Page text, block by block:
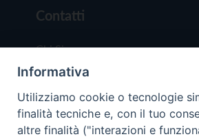
Contatti
Chi Siamo
Redazione
Scrivici
Informativa
Utilizziamo cookie o tecnologie
finalità tecniche e, con il tuo
altre finalità ("interazioni e